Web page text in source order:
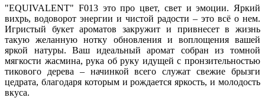
"EQUIVALENT" F013 это про цвет, свет и эмоции. Яркий
вихрь, водоворот энергии и чистой радости – это всё о нем.
Игристый букет ароматов закружит и привнесет в жизнь
такую желанную нотку обновления и воплощения вашей
яркой натуры. Ваш идеальный аромат собран из томной
мягкости жасмина, рука об руку идущей с пронзительностью
тикового дерева – начинкой всего служат свежие брызги
цедрата, благодаря которым и рождается яркость, и молодость
вкуса.